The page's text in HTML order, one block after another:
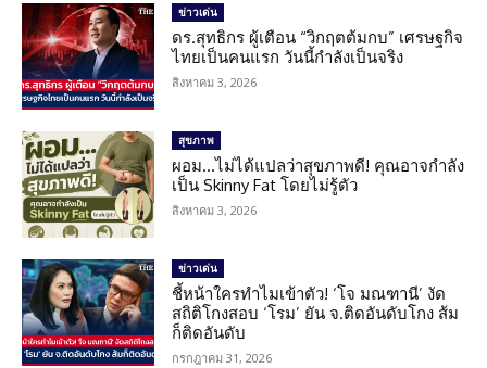
ข่าวเด่น
ดร.สุทธิกร ผู้เตือน “วิกฤตต้มกบ” เศรษฐกิจ
ไทยเป็นคนแรก วันนี้กำลังเป็นจริง
สิงหาคม 3, 2026
สุขภาพ
ผอม…ไม่ได้แปลว่าสุขภาพดี! คุณอาจกำลัง
เป็น Skinny Fat โดยไม่รู้ตัว
สิงหาคม 3, 2026
ข่าวเด่น
ชี้หน้าใครทำไมเข้าตัว! ‘โจ มณฑานี’ งัด
สถิติโกงสอบ ‘โรม’ ยัน จ.ติดอันดับโกง ส้ม
ก็ติดอันดับ
กรกฎาคม 31, 2026